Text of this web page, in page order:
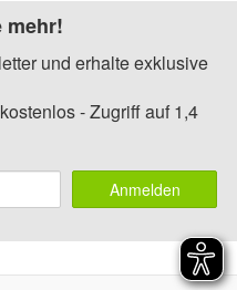
mehr!
und erhalte exklusive
- Zugriff auf 1,4
Anmelden